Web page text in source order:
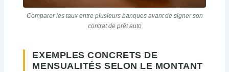
Comparer les taux entre plusieurs banques avant de signer son
contrat de prêt auto
EXEMPLES CONCRETS DE
MENSUALITÉS SELON LE MONTANT